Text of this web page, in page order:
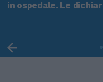
in ospedale. Le